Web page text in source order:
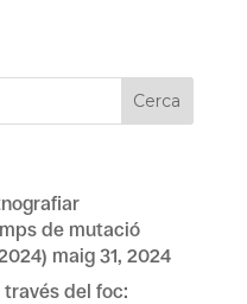
de mutació
maig 31, 2024
del foc: